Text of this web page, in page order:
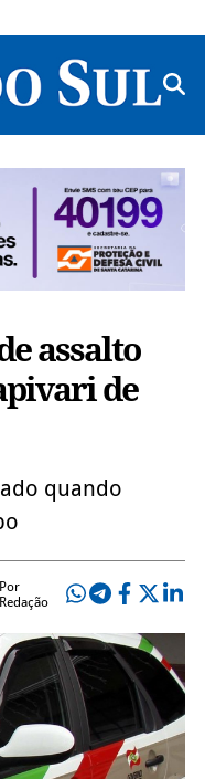
assalto
de
quando
Por
Redação